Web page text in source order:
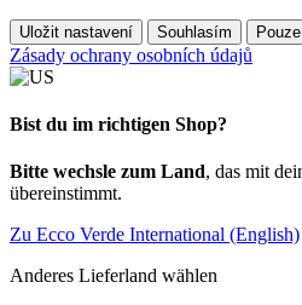
Uložit nastavení Souhlasím
Zásady ochrany osobních údajů
Bist du im richtigen Shop?
Bitte wechsle zum Land, das mit
übereinstimmt.
Zu Ecco Verde International (English)
Anderes Lieferland wählen